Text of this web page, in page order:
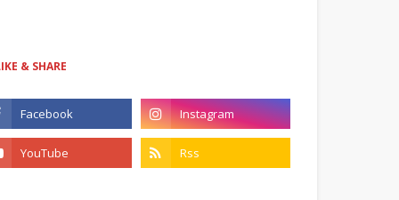
& SHARE